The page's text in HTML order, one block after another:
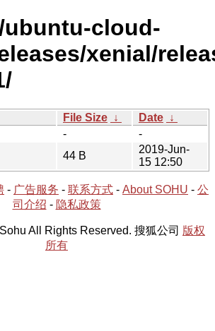
ubuntu-cloud-
xenial/
File Size ↓ Date ↓
-
-
44 B
2019-Jun-
15 12:50
- 广告服务 - 联系方式 - About SOHU - 公
司介绍 - 隐私政策
All Rights Reserved. 搜狐公司 版权
所有